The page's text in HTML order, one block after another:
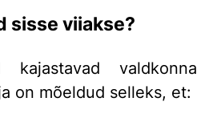
sisse viiakse?
kajastavad valdkonna
on mõeldud selleks, et: